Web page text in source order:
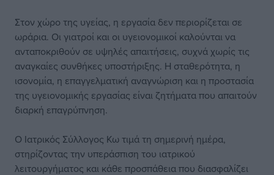
Στον χώρο της υγείας, η εργασία δεν περιορίζεται σε
ωράρια. Οι γιατροί και οι υγειονομικοί καλούνται να
ανταποκριθούν σε υψηλές απαιτήσεις, συχνά χωρίς τις
αναγκαίες συνθήκες υποστήριξης. Η σταθερότητα, η
ισονομία, η επαγγελματική αναγνώριση και η προστασία
της υγειονομικής εργασίας είναι ζητήματα που απαιτούν
διαρκή επαγρύπνηση.
Ο Ιατρικός Σύλλογος Κω τιμά τη σημερινή ημέρα,
στηρίζοντας την υπεράσπιση του ιατρικού
λειτουργήματος και κάθε προσπάθεια που διασφαλίζει